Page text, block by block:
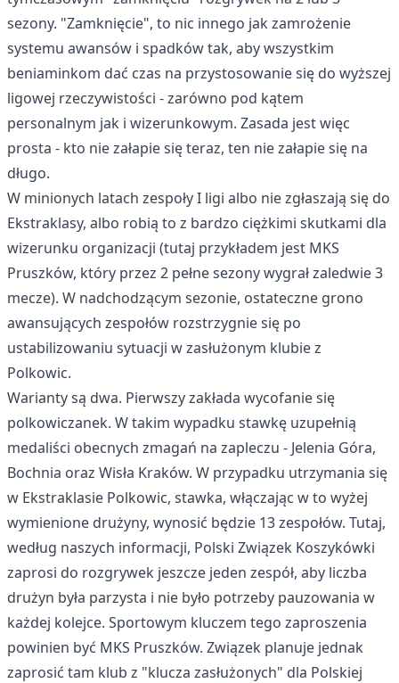
sezony. "Zamknięcie", to nic innego jak zamrożenie
systemu awansów i spadków tak, aby wszystkim
beniaminkom dać czas na przystosowanie się do wyższej
ligowej rzeczywistości - zarówno pod kątem
personalnym jak i wizerunkowym. Zasada jest więc
prosta - kto nie załapie się teraz, ten nie załapie się na
długo.
W minionych latach zespoły I ligi albo nie zgłaszają się do
Ekstraklasy, albo robią to z bardzo ciężkimi skutkami dla
wizerunku organizacji (tutaj przykładem jest MKS
Pruszków, który przez 2 pełne sezony wygrał zaledwie 3
mecze). W nadchodzącym sezonie, ostateczne grono
awansujących zespołów rozstrzygnie się po
ustabilizowaniu sytuacji w zasłużonym klubie z
Polkowic.
Warianty są dwa. Pierwszy zakłada wycofanie się
polkowiczanek. W takim wypadku stawkę uzupełnią
medaliści obecnych zmagań na zapleczu - Jelenia Góra,
Bochnia oraz Wisła Kraków. W przypadku utrzymania się
w Ekstraklasie Polkowic, stawka, włączając w to wyżej
wymienione drużyny, wynosić będzie 13 zespołów. Tutaj,
według naszych informacji, Polski Związek Koszykówki
zaprosi do rozgrywek jeszcze jeden zespół, aby liczba
drużyn była parzysta i nie było potrzeby pauzowania w
każdej kolejce. Sportowym kluczem tego zaproszenia
powinien być MKS Pruszków. Związek planuje jednak
zaprosić tam klub z "klucza zasłużonych" dla Polskiej